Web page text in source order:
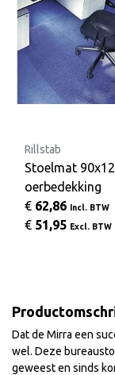
Rillstab
Stoelmat
oerbedekking
€ 62,86 Incl. BTW
€ 51,95 Excl. BTW
Dat de Mirra een
wel. Deze
geweest en sinds